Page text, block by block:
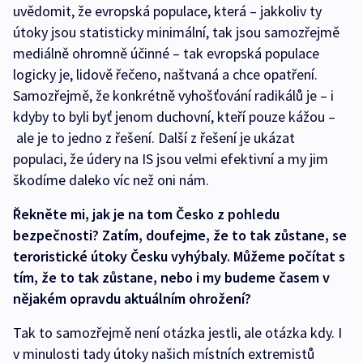
uvědomit, že evropská populace, která – jakkoliv ty
útoky jsou statisticky minimální, tak jsou samozřejmě
mediálně ohromně účinné – tak evropská populace
logicky je, lidově řečeno, naštvaná a chce opatření.
Samozřejmě, že konkrétně vyhošťování radikálů je – i
kdyby to byli byť jenom duchovní, kteří pouze kážou –
ale je to jedno z řešení. Další z řešení je ukázat
populaci, že údery na IS jsou velmi efektivní a my jim
škodíme daleko víc než oni nám.
Řekněte mi, jak je na tom Česko z pohledu
bezpečnosti? Zatím, doufejme, že to tak zůstane, se
teroristické útoky Česku vyhýbaly. Můžeme počítat s
tím, že to tak zůstane, nebo i my budeme časem v
nějakém opravdu aktuálním ohrožení?
Tak to samozřejmě není otázka jestli, ale otázka kdy. I
v minulosti tady útoky našich místních extremistů